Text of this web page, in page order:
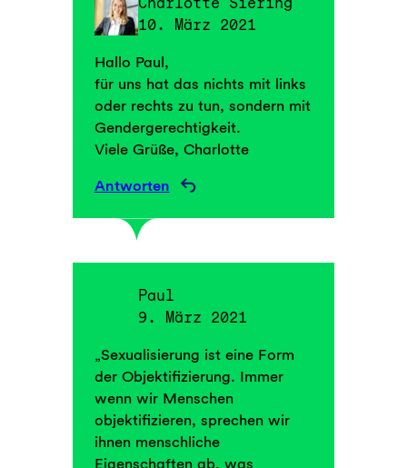
10. März 2021
Hallo Paul,
für uns hat das nichts mit links
oder rechts zu tun, sondern mit
Gendergerechtigkeit.
Viele Grüße, Charlotte
Antworten
Paul
9. März 2021
„Sexualisierung ist eine Form
der Objektifizierung. Immer
wenn wir Menschen
objektifizieren, sprechen wir
ihnen menschliche
Eigenschaften ab, was